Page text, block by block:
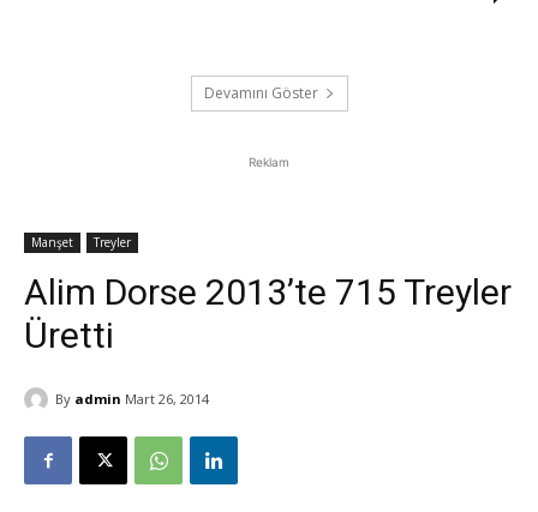
Devamını Göster
Reklam
Manşet Treyler
Alim Dorse 2013’te 715 Treyler
Üretti
By admin Mart 26, 2014